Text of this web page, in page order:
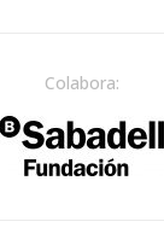
Colabora: